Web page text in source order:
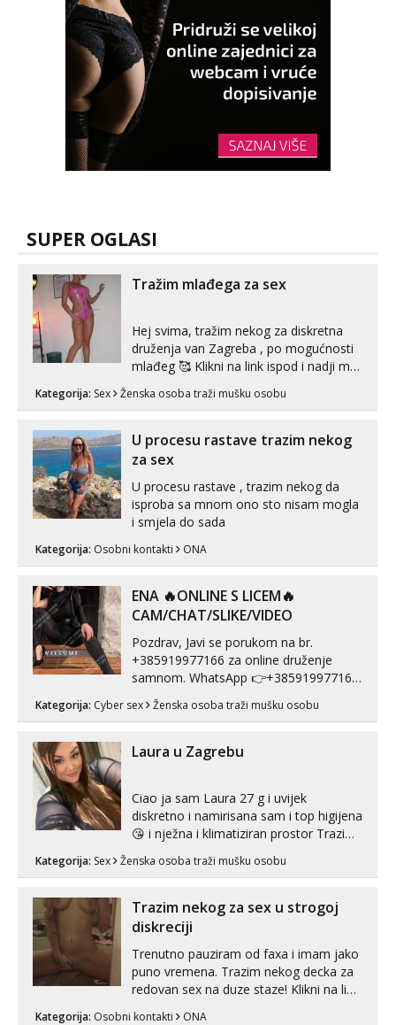
SUPER OGLASI
Tražim mlađega za sex
Hej svima, tražim nekog za diskretna
druženja van Zagreba , po mogućnosti
mlađeg 🥰 Klikni na link ispod i nadji me
Kategorija: Sex Ženska osoba traži mušku osobu
U procesu rastave trazim nekog
za sex
U procesu rastave , trazim nekog da
isproba sa mnom ono sto nisam mogla
i smjela do sada
Kategorija: Osobni kontakti ONA
ENA 🔥ONLINE S LICEM🔥
CAM/CHAT/SLIKE/VIDEO
Pozdrav, Javi se porukom na br.
+385919977166 za online druženje
samnom. WhatsApp 👉+385919977166
Telegram 👉@enafriedrichkis Radim
videopozive s licem, solo i s partnerom,
kombinacije halteri, haljine, štikle,
samostojeće itd. Nudim svakakva videa
Kategorija: Cyber sex Ženska osoba traži mušku osobu
Laura u Zagrebu
Ciao ja sam Laura 27 g i uvijek
diskretno i namirisana sam i top higijena
😘 i nježna i klimatiziran prostor Trazim
Pusenje i gutanje sperme Erotsko rublje
tijelu Iskljucivo neradim analni !!! I
neljubim se Wha...
Kategorija: Sex Ženska osoba traži mušku osobu
Trazim nekog za sex u strogoj
diskreciji
Trenutno pauziram od faxa i imam jako
puno vremena. Trazim nekog decka za
redovan sex na duze staze! Klikni na link
Kategorija: Osobni kontakti ONA